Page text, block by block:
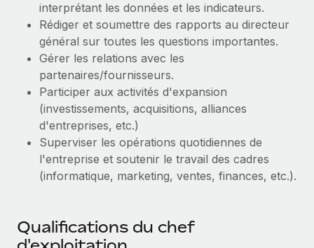
Mobilité et déménagement international
Organisez facilement le déménagement de vos
employés
Avantages sociaux
Gérez facilement les avantages sociaux
Mises à jour des produits de Remote :
Intégrations Gusto et Xero et Gestion des
freelances Plus
Remote a toujours pour mission d'aider les entreprises de
toute taille à embaucher, gérer et payer...
En savoir plus
Comment Phiture gère ses 55 employés
répartis dans 19 pays grâce à Remote
En savoir plus
interprétant les données et les indicateurs.
Rédiger et soumettre des rapports au directeur
général sur toutes les questions importantes.
Gérer les relations avec les
partenaires/fournisseurs.
Participer aux activités d'expansion
(investissements, acquisitions, alliances
d'entreprises, etc.)
Superviser les opérations quotidiennes de
l'entreprise et soutenir le travail des cadres
(informatique, marketing, ventes, finances, etc.).
Qualifications du chef